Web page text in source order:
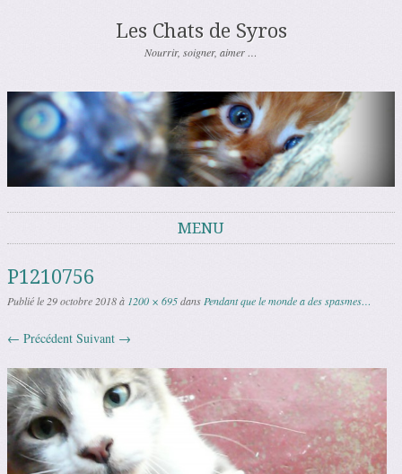
Les Chats de Syros
Nourrir, soigner, aimer …
MENU
P1210756
Publié le29 octobre 2018à 1200 × 695dansPendant que le monde a des spasmes…
← Précédent Suivant →